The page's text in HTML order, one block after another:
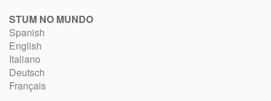
STUM NO MUNDO
Spanish
English
Italiano
Deutsch
Français